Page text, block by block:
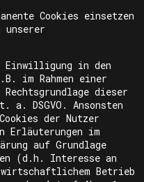
Cookies einsetzen
unserer
Einwilligung in den
im Rahmen einer
dieser
DSGVO. Ansonsten
der Nutzer
Erläuterungen im
auf Grundlage
(d.h. Interesse an
Betrieb